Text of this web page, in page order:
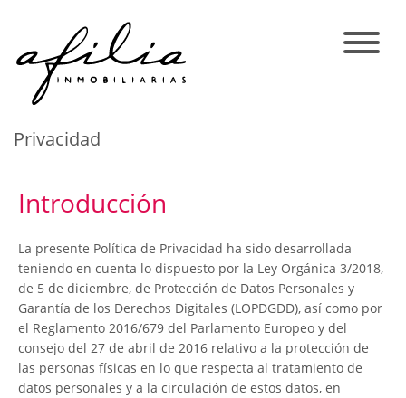
Privacidad
Introducción
La presente Política de Privacidad ha sido desarrollada
teniendo en cuenta lo dispuesto por la Ley Orgánica 3/2018,
de 5 de diciembre, de Protección de Datos Personales y
Garantía de los Derechos Digitales (LOPDGDD), así como por
el Reglamento 2016/679 del Parlamento Europeo y del
consejo del 27 de abril de 2016 relativo a la protección de
las personas físicas en lo que respecta al tratamiento de
datos personales y a la circulación de estos datos, en